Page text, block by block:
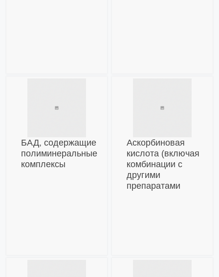
БАД, содержащие
полиминеральные
комплексы
Аскорбиновая
кислота (включая
комбинации с
другими
препаратами